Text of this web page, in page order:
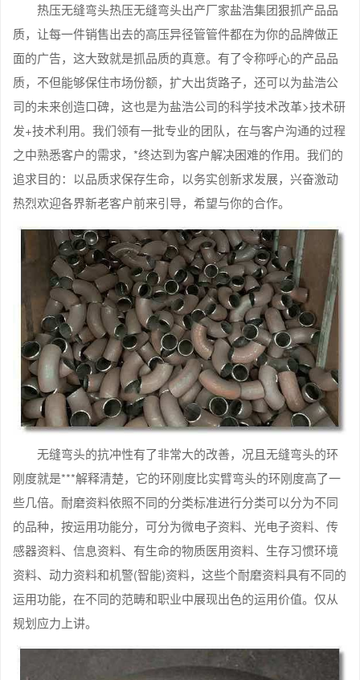
热压无缝弯头热压无缝弯头出产厂家盐浩集团狠抓产品品
质，让每一件销售出去的高压异径管管件都在为你的品牌做正
面的广告，这大致就是抓品质的真意。有了令称呼心的产品品
质，不但能够保住市场份额，扩大出货路子，还可以为盐浩公
司的未来创造口碑，这也是为盐浩公司的科学技术改革>技术研
发+技术利用。我们领有一批专业的团队，在与客户沟通的过程
之中熟悉客户的需求，*终达到为客户解决困难的作用。我们的
追求目的：以品质求保存生命，以务实创新求发展，兴奋激动
热烈欢迎各界新老客户前来引导，希望与你的合作。
无缝弯头的抗冲性有了非常大的改善，况且无缝弯头的环
刚度就是***解释清楚，它的环刚度比实臂弯头的环刚度高了一
些几倍。耐磨资料依照不同的分类标准进行分类可以分为不同
的品种，按运用功能分，可分为微电子资料、光电子资料、传
感器资料、信息资料、有生命的物质医用资料、生存习惯环境
资料、动力资料和机警(智能)资料，这些个耐磨资料具有不同的
运用功能，在不同的范畴和职业中展现出色的运用价值。仅从
规划应力上讲。